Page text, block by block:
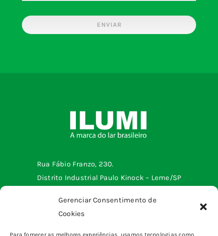
Gerenciar Consentimento de
Cookies
Para fornecer as melhores experiências, usamos tecnologias como
ENVIAR
Rua Fábio Franzo, 230.
Distrito Industrial Paulo Kinock – Leme/SP